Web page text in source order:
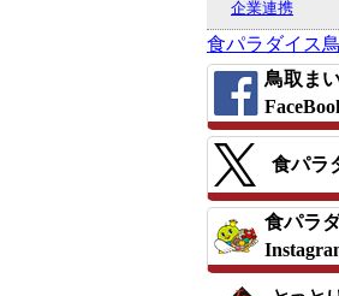
企業連携
食パラダイス
鳥取ま
食パラ
食パラ